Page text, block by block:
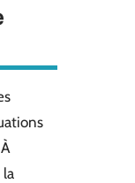
la